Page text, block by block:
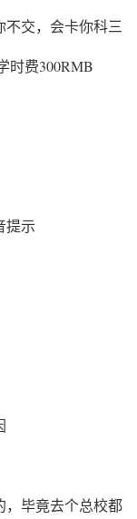
交，会卡你科三
时费300RMB
提示
，毕竟去个总校都